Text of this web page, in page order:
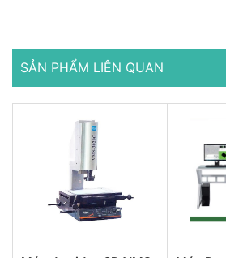
SẢN PHẨM LIÊN QUAN